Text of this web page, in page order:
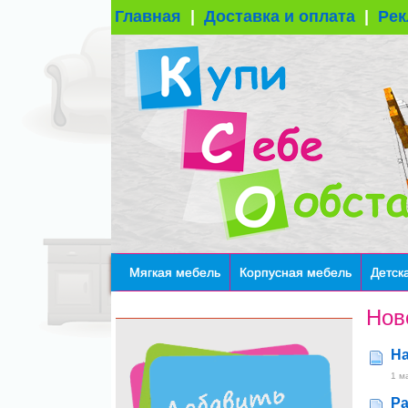
Главная Доставка и оплата
Мягкая мебель Корпусная мебель
1